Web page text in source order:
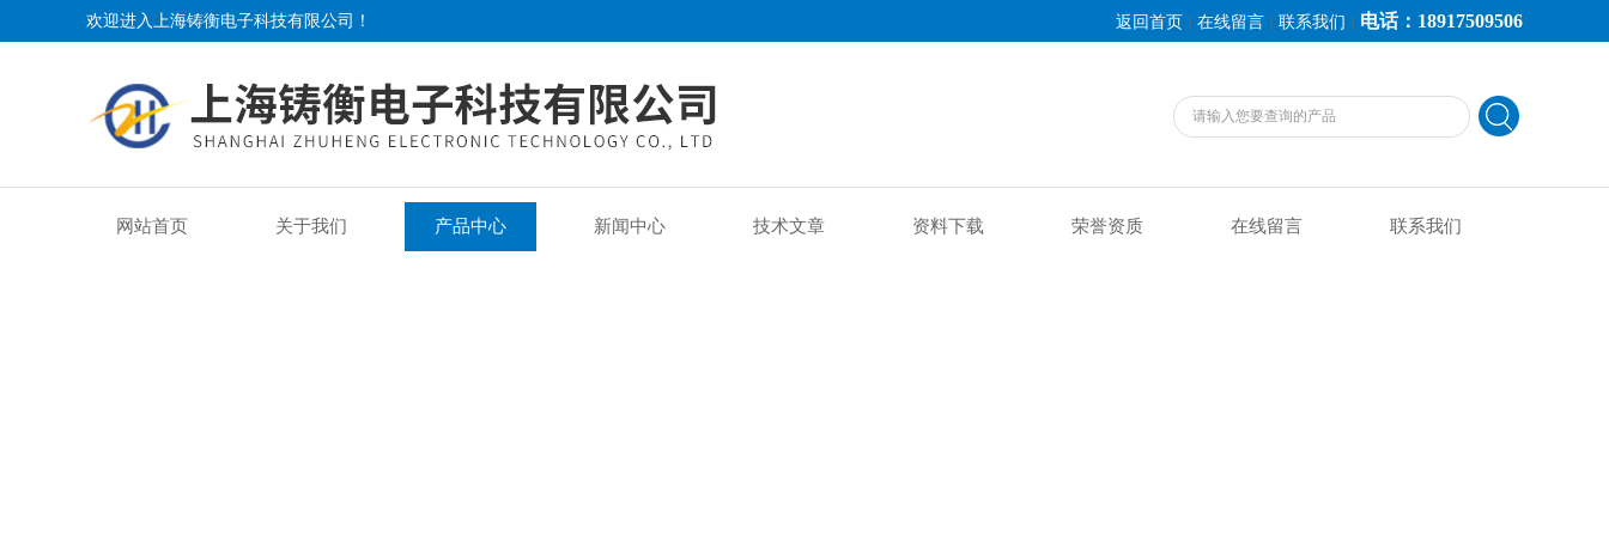
欢迎进入上海铸衡电子科技有限公司！ 返回首页 | 在线留言 | 联系我们 | 电话：18917509506
网站首页 关于我们 产品中心 新闻中心 技术文章 资料下载 荣誉资质 在线留言 联系我们